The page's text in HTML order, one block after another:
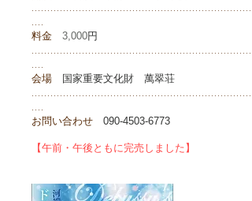
......................................................................
....
料金 3,000円
......................................................................
....
会場 国家重要文化財 萬翠荘
......................................................................
....
お問い合わせ 090-4503-6773
【午前・午後ともに完売しました】